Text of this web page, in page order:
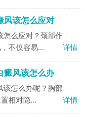
风该怎么应对
怎么应对？颈部作
不仅容易...
详情
癜风该怎么办
该怎么办呢？胸部
相对隐...
详情